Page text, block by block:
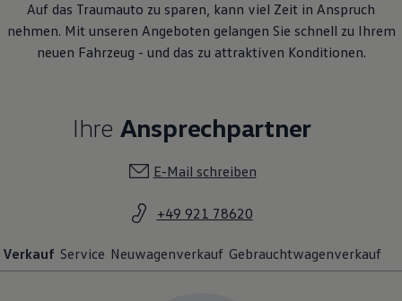
Auf das Traumauto zu sparen, kann viel Zeit in Anspruch
nehmen. Mit unseren Angeboten gelangen Sie schnell zu Ihrem
neuen Fahrzeug - und das zu attraktiven Konditionen.
Ihre Ansprechpartner
E-Mail schreiben
+49 921 78620
Verkauf Service Neuwagenverkauf Gebrauchtwagenverkauf